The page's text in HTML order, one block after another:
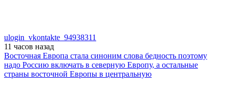
ulogin_vkontakte_94938311
11 часов назад
Восточная Европа стала синоним слова бедность поэтому
надо Россию включать в северную Европу, а остальные
страны восточной Европы в центральную